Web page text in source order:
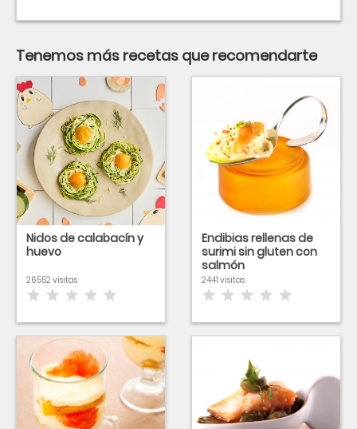
Tenemos más recetas que recomendarte
Nidos de calabacín y
huevo
26552 visitas
Endibias rellenas de
surimi sin gluten con
salmón
2441 visitas